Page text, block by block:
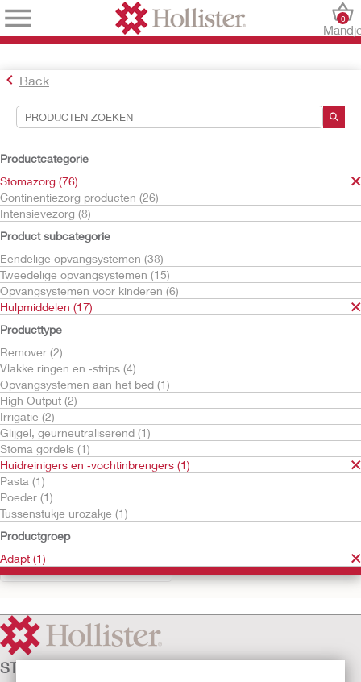
0
Back
Productcategorie
Stomazorg (76)
Continentiezorg producten (26)
Intensievezorg (8)
Product subcategorie
Eendelige opvangsystemen (38)
Tweedelige opvangsystemen (15)
Opvangsystemen voor kinderen (6)
Hulpmiddelen (17)
Producttype
Remover (2)
Vlakke ringen en ‑strips (4)
Opvangsystemen aan het bed (1)
High Output (2)
Irrigatie (2)
Glijgel, geurneutraliserend (1)
Stoma gordels (1)
Huidreinigers en ‑vochtinbrengers (1)
Pasta (1)
Poeder (1)
Tussenstukje urozakje (1)
Productgroep
Adapt (1)
Hulpmiddelen voor zoekopdrachten
Uw selecties:
Stomazorg
Hulpmiddelen
Huidreinigers en ‑vochtinbrengers
Uw selectie komt overeen met
Sorteren op:
Probeer kosteloos
Adapt™
huidbeschermingsfilm
ter bescherming van de
huid
STOMAZORG